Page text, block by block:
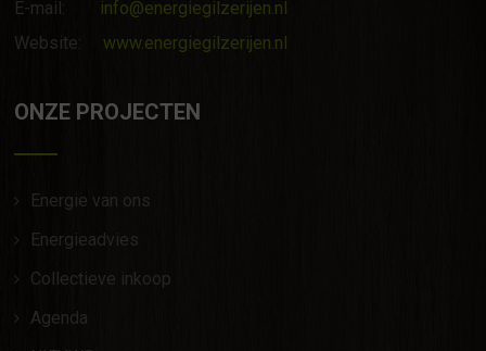
E-mail:
info@energiegilzerijen.nl
Website:
www.energiegilzerijen.nl
ONZE PROJECTEN
Energie van ons
Energieadvies
Collectieve inkoop
Agenda